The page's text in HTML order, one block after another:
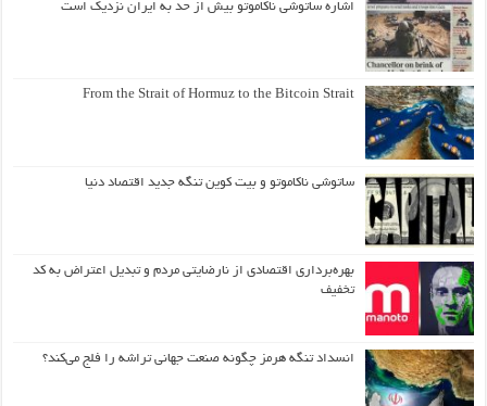
اشاره ساتوشی ناکاموتو بیش از حد به ایران نزدیک است
From the Strait of Hormuz to the Bitcoin Strait
ساتوشی ناکاموتو و بیت کوین تنگه جدید اقتصاد دنیا
بهره‌برداری اقتصادی از نارضایتی مردم و تبدیل اعتراض به کد
تخفیف
انسداد تنگه هرمز چگونه صنعت جهانی تراشه را فلج می‌کند؟